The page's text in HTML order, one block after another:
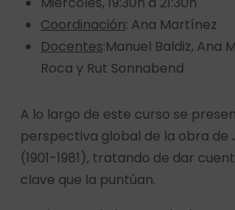
Coordinación: Ana Martínez
Docentes:Manuel Baldiz, Ana
Roca y Rut Sonnabend
A lo largo de este curso se
perspectiva global de la obra de
(1901-1981), tratando de dar
clave que la puntúan.